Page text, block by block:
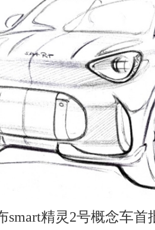
smart精灵2号概念车首